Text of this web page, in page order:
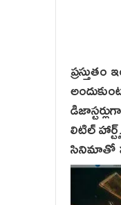
లిటిల్
సినిమాతో